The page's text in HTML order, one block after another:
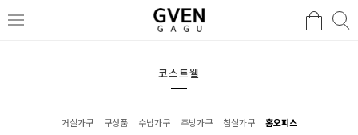
코스트웰
거실가구 구성품 수납가구 주방가구 침실가구 홈오피스